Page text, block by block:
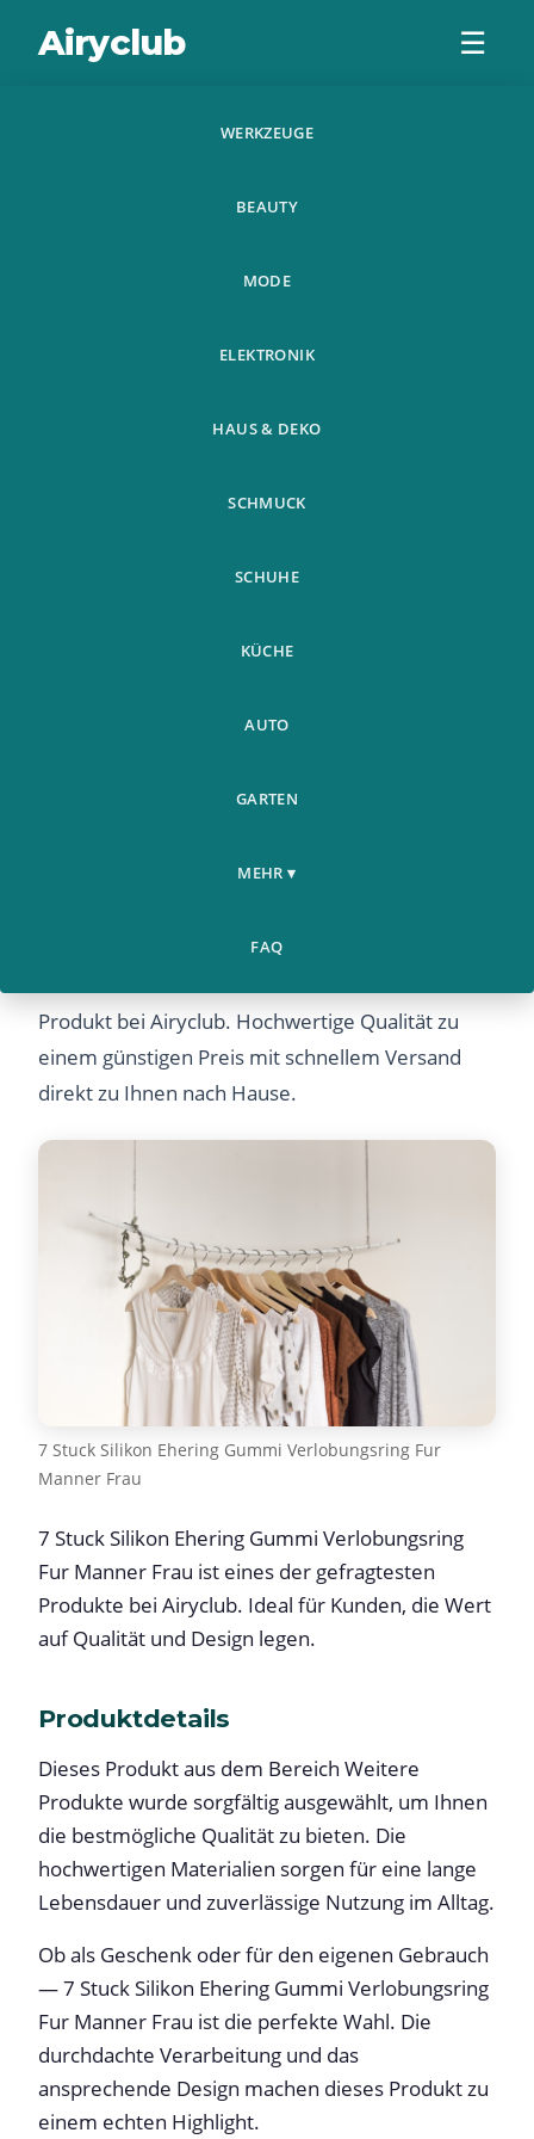
Airyclub ☰
WERKZEUGE
BEAUTY
MODE
ELEKTRONIK
HAUS & DEKO
SCHMUCK
SCHUHE
KÜCHE
AUTO
GARTEN
MEHR ▾
FAQ
Ehering Gummi
Verlobungsring
Fur Manner Frau
7 Stuck Silikon Ehering Gummi Verlobungsring
Produkt bei Airyclub. Hochwertige Qualität zu
einem günstigen Preis mit schnellem Versand
direkt zu Ihnen nach Hause.
7 Stuck Silikon Ehering Gummi Verlobungsring Fur
Manner Frau
7 Stuck Silikon Ehering Gummi Verlobungsring
Fur Manner Frau ist eines der gefragtesten
Produkte bei Airyclub. Ideal für Kunden, die Wert
auf Qualität und Design legen.
Produktdetails
Dieses Produkt aus dem Bereich Weitere
Produkte wurde sorgfältig ausgewählt, um Ihnen
die bestmögliche Qualität zu bieten. Die
hochwertigen Materialien sorgen für eine lange
Lebensdauer und zuverlässige Nutzung im Alltag.
Ob als Geschenk oder für den eigenen Gebrauch
— 7 Stuck Silikon Ehering Gummi Verlobungsring
Fur Manner Frau ist die perfekte Wahl. Die
durchdachte Verarbeitung und das
ansprechende Design machen dieses Produkt zu
einem echten Highlight.